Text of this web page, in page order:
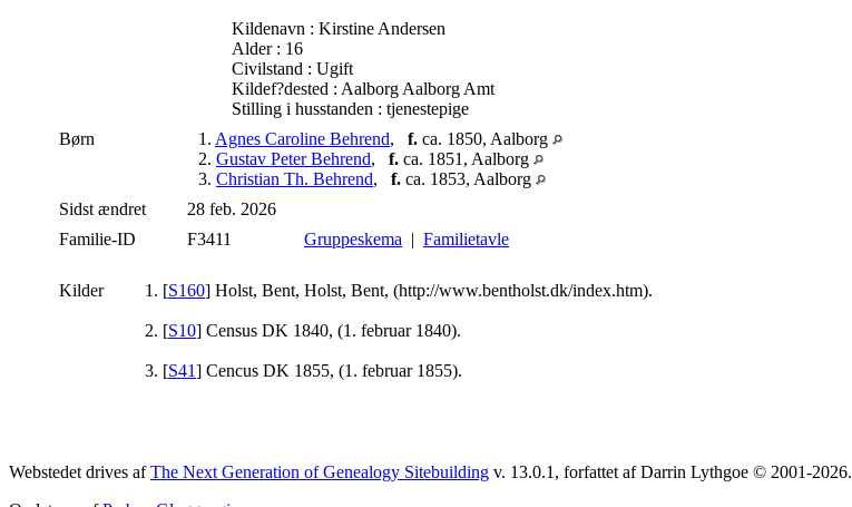
Kildenavn : Kirstine Andersen
Alder : 16
Civilstand : Ugift
Kildef?dested : Aalborg Aalborg Amt
Stilling i husstanden : tjenestepige
Børn
1. Agnes Caroline Behrend, f. ca. 1850, Aalborg
2. Gustav Peter Behrend, f. ca. 1851, Aalborg
3. Christian Th. Behrend, f. ca. 1853, Aalborg
Sidst ændret
28 feb. 2026
Familie-ID
F3411 Gruppeskema | Familietavle
Kilder [S160] Holst, Bent, Holst, Bent, (http://www.bentholst.dk/index.htm).
[S10] Census DK 1840, (1. februar 1840).
[S41] Cencus DK 1855, (1. februar 1855).
Webstedet drives afThe Next Generation of Genealogy Sitebuilding v. 13.0.1, forfattet af Darrin Lythgoe © 2001-2026.